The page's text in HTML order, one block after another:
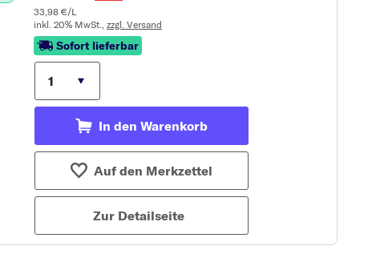
33,98 €/L
inkl. 20% MwSt., zzgl. Versand
Sofort lieferbar
In den Warenkorb
Auf den Merkzettel
Zur Detailseite